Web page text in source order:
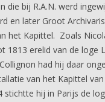
die bij R.A.N. werd
en later Groot
het Kapittel. Zoals
1813 erelid van de loge
had hij daar
van het Kapittel
hij in Parijs de